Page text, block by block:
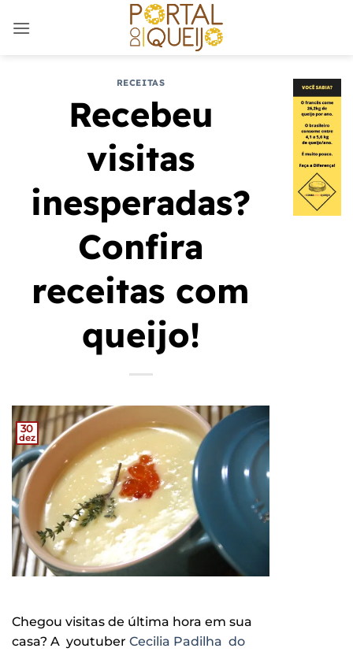
RECEITAS
Recebeu
visitas
inesperadas?
Confira
receitas com
queijo!
30
dez
Chegou visitas de última hora em sua
casa? A youtuber Cecilia Padilha do